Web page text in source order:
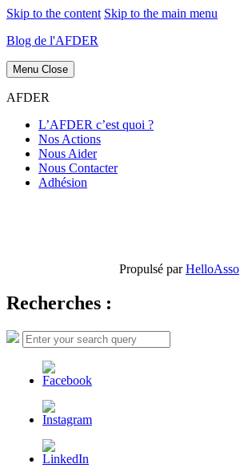
Skip to the content Skip to the main menu
Blog de l'AFDER
Menu Close
AFDER
L’AFDER c’est quoi ?
Nos Actions
Nous Aider
Nous Contacter
Adhésion
Propulsé parHelloAsso
Recherches :
Search
for:
Search